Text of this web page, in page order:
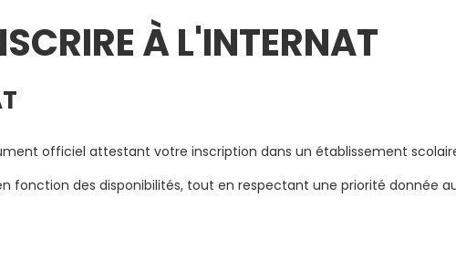
À L'INTERNAT
officiel attestant votre inscription dans un établissement
fonction des disponibilités, tout en respectant une priorité donnée